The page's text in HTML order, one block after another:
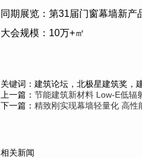
同期展览：第31届门窗幕墙新产
大会规模： 10万+㎡
关键词：建筑论坛，北极星建筑奖，
上一篇： 节能建筑新材料 Low-E低辐
下一篇： 精致刚实现幕墙轻量化 高性
相关新闻